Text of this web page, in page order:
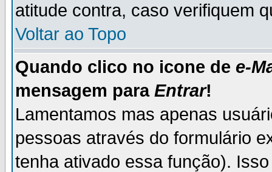
atitude contra, caso verifiquem
Voltar ao Topo
Quando clico no icone de e-
mensagem para Entrar!
Lamentamos mas apenas
pessoas através do formulário
tenha ativado essa função).